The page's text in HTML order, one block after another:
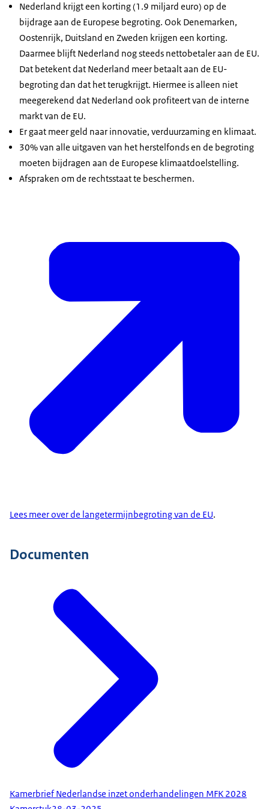
gerecycled plastic afval? Dan betaalt zo'n land
daarover een bijdrage die ook belandt in het potje
van de Europese begroting. En om het
huishoudboekje rond te maken een jaarlijkse
bijdrage van de EU lidstaten.
In dat potje zit uiteindelijk een flink bedrag. Want
er zijn 27 EU-landen. Hoeveel? Tot 2027 is er 1074
miljard euro beschikbaar. De EU-landen hebben
afgesproken dat het geld naar verschillende
doelen gaat, zoals: de groei van de economie, die
groeit door bijvoorbeeld te investeren in
tussen de regio's en steden van de EU. Een stabiel
inkomen voor boeren en klimaat-aanpak in
klimaatverandering. Veilige grenzen door
grensbewaking. Veilige producten en voedsel voor
consumenten en hulp bij opvang van asielzoekers.
Maar hoe weten we nou of dat geld goed wordt
besteed? In Nederland controleert de Algemene
Rekenkamer de uitgaven van de regering in
Europa en controleert de Europese Rekenkamer
jaarlijkse de bestedingen van het Europees geld, of
de EU het geld uitgeeft volgens de afspraken en of
dit leidt tot de gewenste resultaten. De Europese
begroting zorgt ervoor dat landen in Europa geld
te doen.
Nederland krijgt een korting (1.9 miljard euro) op de
bijdrage aan de Europese begroting. Ook Denemarken,
Oostenrijk, Duitsland en Zweden krijgen een korting.
Daarmee blijft Nederland nog steeds nettobetaler aan de EU.
Dat betekent dat Nederland meer betaalt aan de EU-
begroting dan dat het terugkrijgt. Hiermee is alleen niet
meegerekend dat Nederland ook profiteert van de interne
markt van de EU.
Er gaat meer geld naar innovatie, verduurzaming en klimaat.
30% van alle uitgaven van het herstelfonds en de begroting
moeten bijdragen aan de Europese klimaatdoelstelling.
Afspraken om de rechtsstaat te beschermen.
Lees meer over de langetermijnbegroting van de EU.
Documenten
Kamerbrief Nederlandse inzet onderhandelingen MFK 2028